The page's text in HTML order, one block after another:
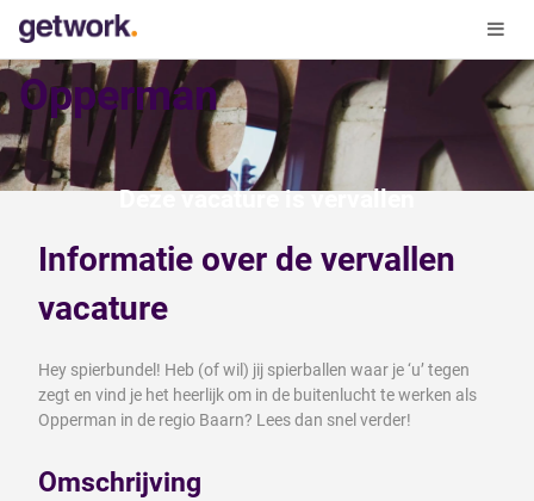
Opperman
Deze vacature is vervallen
Informatie over de vervallen
vacature
Hey spierbundel! Heb (of wil) jij spierballen waar je ‘u’ tegen
zegt en vind je het heerlijk om in de buitenlucht te werken als
Opperman in de regio Baarn? Lees dan snel verder!
Omschrijving